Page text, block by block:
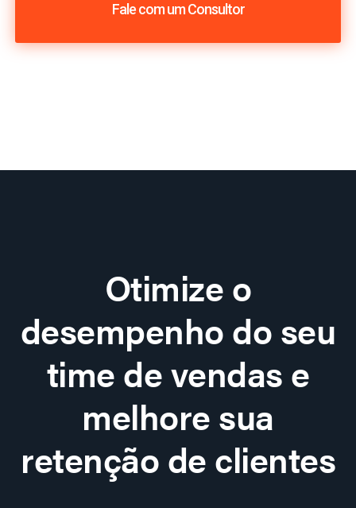
Fale com um Consultor
Otimize o
desempenho do seu
time de vendas e
melhore sua
retenção de clientes